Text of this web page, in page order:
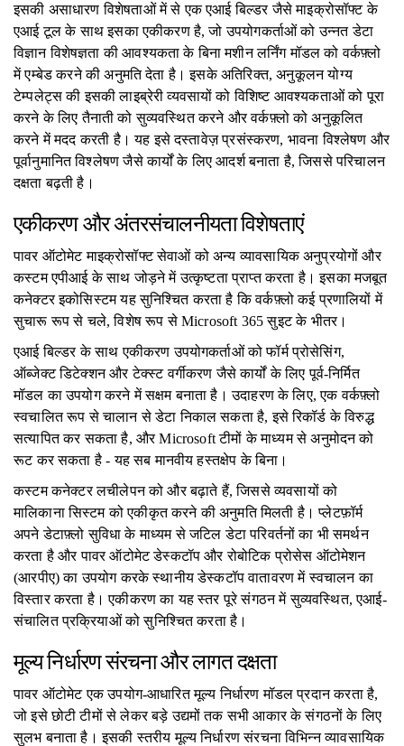
इसकी असाधारण विशेषताओं में से एक एआई बिल्डर जैसे माइक्रोसॉफ्ट के
एआई टूल के साथ इसका एकीकरण है, जो उपयोगकर्ताओं को उन्नत डेटा
विज्ञान विशेषज्ञता की आवश्यकता के बिना मशीन लर्निंग मॉडल को वर्कफ़्लो
में एम्बेड करने की अनुमति देता है। इसके अतिरिक्त, अनुकूलन योग्य
टेम्पलेट्स की इसकी लाइब्रेरी व्यवसायों को विशिष्ट आवश्यकताओं को पूरा
करने के लिए तैनाती को सुव्यवस्थित करने और वर्कफ़्लो को अनुकूलित
करने में मदद करती है। यह इसे दस्तावेज़ प्रसंस्करण, भावना विश्लेषण और
पूर्वानुमानित विश्लेषण जैसे कार्यों के लिए आदर्श बनाता है, जिससे परिचालन
दक्षता बढ़ती है।
एकीकरण और अंतरसंचालनीयता विशेषताएं
पावर ऑटोमेट माइक्रोसॉफ्ट सेवाओं को अन्य व्यावसायिक अनुप्रयोगों और
कस्टम एपीआई के साथ जोड़ने में उत्कृष्टता प्राप्त करता है। इसका मजबूत
कनेक्टर इकोसिस्टम यह सुनिश्चित करता है कि वर्कफ़्लो कई प्रणालियों में
सुचारू रूप से चले, विशेष रूप से Microsoft 365 सुइट के भीतर।
एआई बिल्डर के साथ एकीकरण उपयोगकर्ताओं को फॉर्म प्रोसेसिंग,
ऑब्जेक्ट डिटेक्शन और टेक्स्ट वर्गीकरण जैसे कार्यों के लिए पूर्व-निर्मित
मॉडल का उपयोग करने में सक्षम बनाता है। उदाहरण के लिए, एक वर्कफ़्लो
स्वचालित रूप से चालान से डेटा निकाल सकता है, इसे रिकॉर्ड के विरुद्ध
सत्यापित कर सकता है, और Microsoft टीमों के माध्यम से अनुमोदन को
रूट कर सकता है - यह सब मानवीय हस्तक्षेप के बिना।
कस्टम कनेक्टर लचीलेपन को और बढ़ाते हैं, जिससे व्यवसायों को
मालिकाना सिस्टम को एकीकृत करने की अनुमति मिलती है। प्लेटफ़ॉर्म
अपने डेटाफ़्लो सुविधा के माध्यम से जटिल डेटा परिवर्तनों का भी समर्थन
करता है और पावर ऑटोमेट डेस्कटॉप और रोबोटिक प्रोसेस ऑटोमेशन
(आरपीए) का उपयोग करके स्थानीय डेस्कटॉप वातावरण में स्वचालन का
विस्तार करता है। एकीकरण का यह स्तर पूरे संगठन में सुव्यवस्थित, एआई-
संचालित प्रक्रियाओं को सुनिश्चित करता है।
मूल्य निर्धारण संरचना और लागत दक्षता
पावर ऑटोमेट एक उपयोग-आधारित मूल्य निर्धारण मॉडल प्रदान करता है,
जो इसे छोटी टीमों से लेकर बड़े उद्यमों तक सभी आकार के संगठनों के लिए
सुलभ बनाता है। इसकी स्तरीय मूल्य निर्धारण संरचना विभिन्न व्यावसायिक